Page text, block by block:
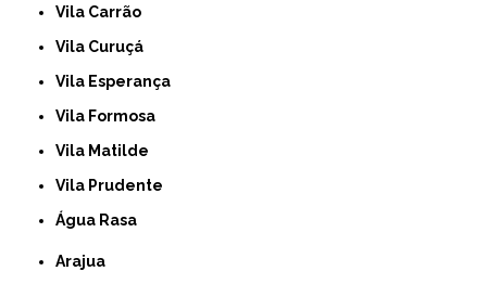
Vila Carrão
Vila Curuçá
Vila Esperança
Vila Formosa
Vila Matilde
Vila Prudente
Água Rasa
Arajua